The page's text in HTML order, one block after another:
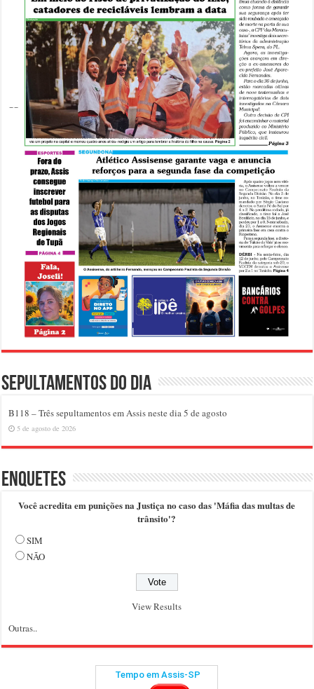
Sepultamentos do dia
B118 – Três sepultamentos em Assis neste dia 5 de agosto
5 de agosto de 2026
Enquetes
Você acredita em punições na Justiça no caso das 'Máfia das multas de
trânsito'?
SIM
NÃO
View Results
Outras..